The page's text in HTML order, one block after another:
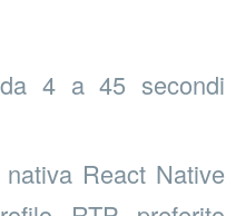
4 a 45 secondi
React Native